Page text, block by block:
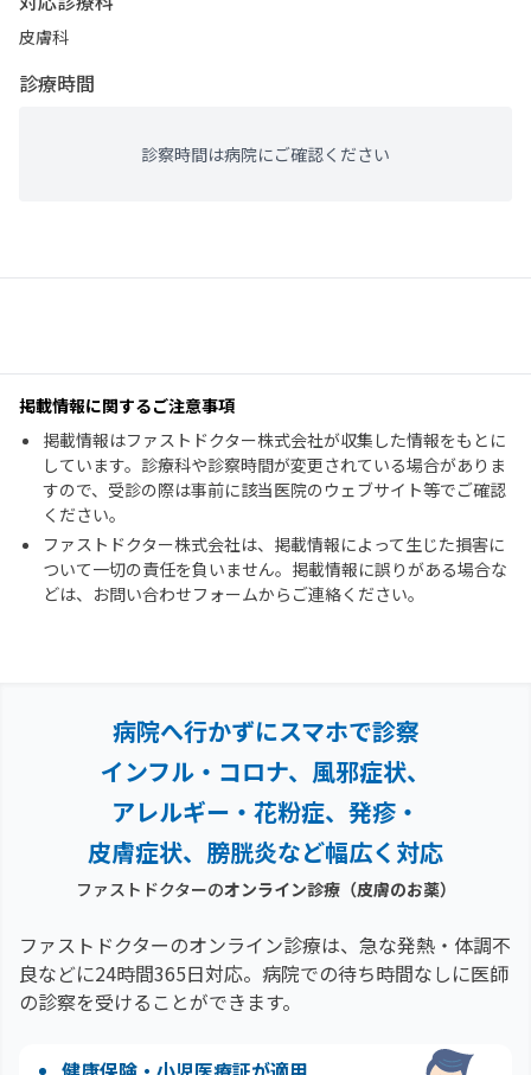
皮膚科
診療時間
診察時間は病院にご確認ください
掲載情報に関するご注意事項
掲載情報はファストドクター株式会社が収集した情報をもとに
しています。診療科や診察時間が変更されている場合がありま
すので、受診の際は事前に該当医院のウェブサイト等でご確認
ください。
ファストドクター株式会社は、掲載情報によって生じた損害に
ついて一切の責任を負いません。掲載情報に誤りがある場合な
どは、お問い合わせフォームからご連絡ください。
病院へ行かずにスマホで診察
インフル・コロナ、風邪症状、
アレルギー・花粉症、 発疹・
皮膚症状、膀胱炎など幅広く対応
ファストドクターのオンライン診療（皮膚のお薬）
ファストドクターのオンライン診療は、急な発熱・体調不
良などに24時間365日対応。 病院での待ち時間なしに医師
の診察を受けることができます。